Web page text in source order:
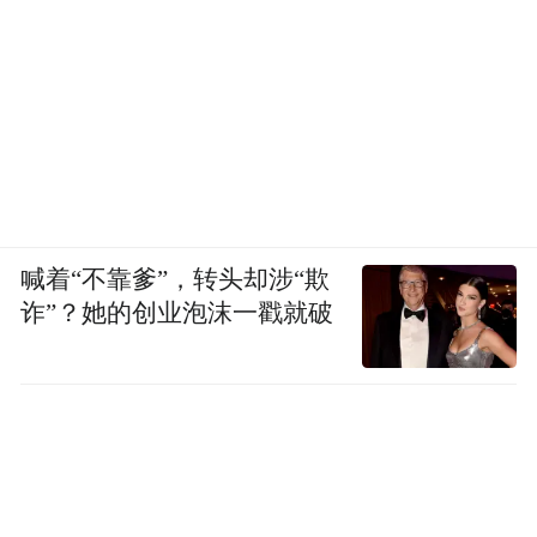
喊着“不靠爹”，转头却涉“欺
诈”？她的创业泡沫一戳就破